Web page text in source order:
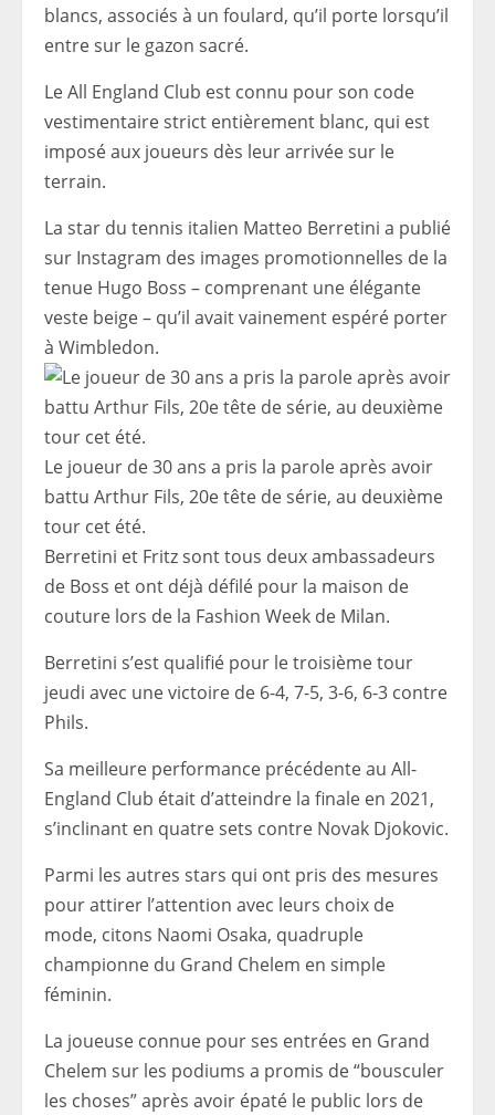
blancs, associés à un foulard, qu’il porte lorsqu’il
entre sur le gazon sacré.
Le All England Club est connu pour son code
vestimentaire strict entièrement blanc, qui est
imposé aux joueurs dès leur arrivée sur le
terrain.
La star du tennis italien Matteo Berretini a publié
sur Instagram des images promotionnelles de la
tenue Hugo Boss – comprenant une élégante
veste beige – qu’il avait vainement espéré porter
à Wimbledon.
Le joueur de 30 ans a pris la parole après avoir
battu Arthur Fils, 20e tête de série, au deuxième
tour cet été.
Berretini et Fritz sont tous deux ambassadeurs
de Boss et ont déjà défilé pour la maison de
couture lors de la Fashion Week de Milan.
Berretini s’est qualifié pour le troisième tour
jeudi avec une victoire de 6-4, 7-5, 3-6, 6-3 contre
Phils.
Sa meilleure performance précédente au All-
England Club était d’atteindre la finale en 2021,
s’inclinant en quatre sets contre Novak Djokovic.
Parmi les autres stars qui ont pris des mesures
pour attirer l’attention avec leurs choix de
mode, citons Naomi Osaka, quadruple
championne du Grand Chelem en simple
féminin.
La joueuse connue pour ses entrées en Grand
Chelem sur les podiums a promis de “bousculer
les choses” après avoir épaté le public lors de